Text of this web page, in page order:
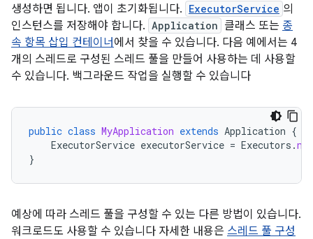
생성하면 됩니다. 앱이 초기화됩니다. ExecutorService 의
인스턴스를 저장해야 합니다. Application 클래스 또는 종
속 항목 삽입 컨테이너 에서 찾을 수 있습니다. 다음 예에서는 4
개의 스레드로 구성된 스레드 풀을 만들어 사용하는 데 사용할
수 있습니다. 백그라운드 작업을 실행할 수 있습니다
public class MyApplication extends Application {
ExecutorService executorService = Executors .
}
예상에 따라 스레드 풀을 구성할 수 있는 다른 방법이 있습니다.
워크로드도 사용할 수 있습니다 자세한 내용은 스레드 풀 구성